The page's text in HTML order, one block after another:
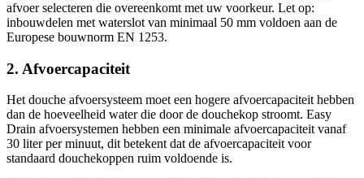
afvoer selecteren die overeenkomt met uw voorkeur. Let op:
inbouwdelen met waterslot van minimaal 50 mm voldoen aan de
Europese bouwnorm EN 1253.
2. Afvoercapaciteit
Het douche afvoersysteem moet een hogere afvoercapaciteit hebben
dan de hoeveelheid water die door de douchekop stroomt. Easy
Drain afvoersystemen hebben een minimale afvoercapaciteit vanaf
30 liter per minuut, dit betekent dat de afvoercapaciteit voor
standaard douchekoppen ruim voldoende is.